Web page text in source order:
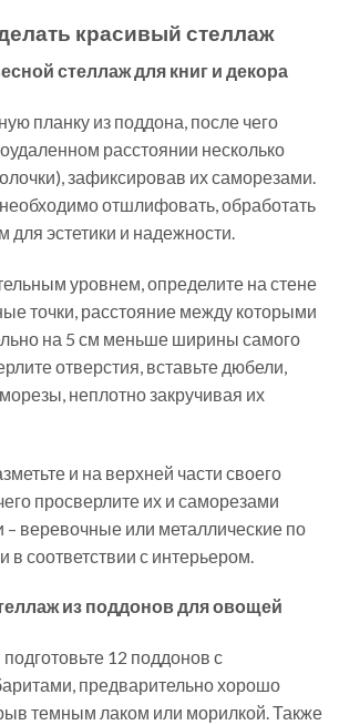
красивый стеллаж
стеллаж для книг и декора
планку из поддона, после чего
расстоянии несколько
зафиксировав их саморезами.
отшлифовать, обработать
для эстетики и надежности.
уровнем, определите на стене
точки, расстояние между которыми
на 5 см меньше ширины самого
отверстия, вставьте дюбели,
неплотно закручивая их
и на верхней части своего
просверлите их и саморезами
– веревочные или металлические по
соответствии с интерьером.
из поддонов для овощей
12 поддонов с
предварительно хорошо
темным лаком или морилкой. Также